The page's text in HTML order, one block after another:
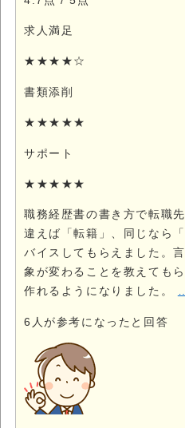
求人満足
★★★★☆
書類添削
★★★★★
サポート
★★★★★
職務経歴書の書き方で転職
違えば「転籍」、同じなら
バイスしてもらえました。
象が変わることを教えても
作れるようになりました。
6 人が参考になったと回答